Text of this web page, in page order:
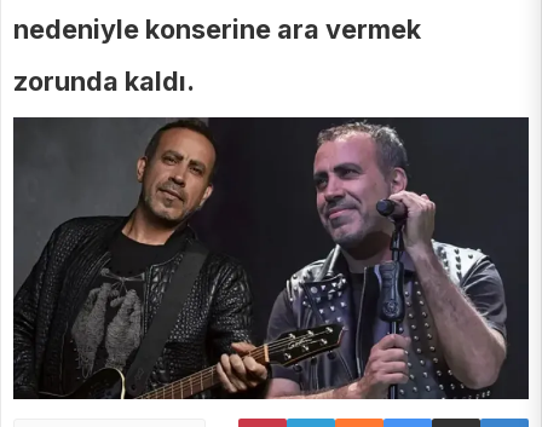
nedeniyle konserine ara vermek
zorunda kaldı.